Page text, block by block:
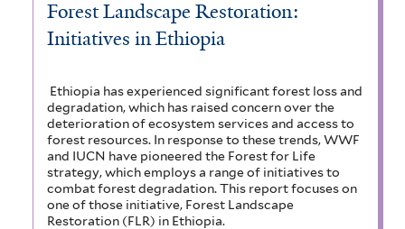
Forest Landscape Restoration:
Initiatives in Ethiopia
Ethiopia has experienced significant forest loss and
degradation, which has raised concern over the
deterioration of ecosystem services and access to
forest resources. In response to these trends, WWF
and IUCN have pioneered the Forest for Life
strategy, which employs a range of initiatives to
combat forest degradation. This report focuses on
one of those initiative, Forest Landscape
Restoration (FLR) in Ethiopia.